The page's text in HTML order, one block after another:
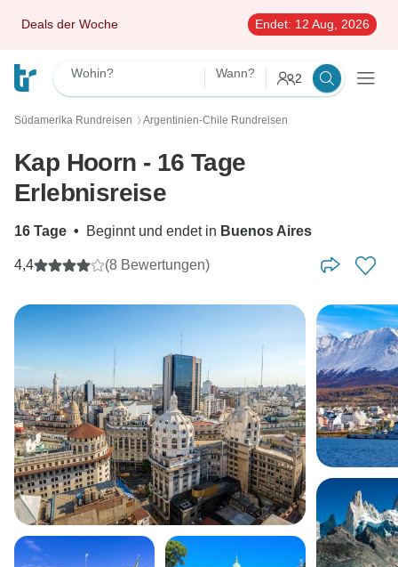
Deals der Woche Endet: 12 Aug, 2026
Wohin? Wann? 2
Südamerika Rundreisen 〉 Argentinien-Chile Rundreisen
Kap Hoorn - 16 Tage
Erlebnisreise
16 Tage • Beginnt und endet in Buenos Aires
4,4 (8 Bewertungen)